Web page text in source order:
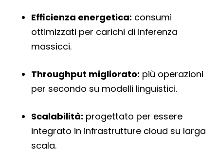
Efficienza energetica: consumi
ottimizzati per carichi di inferenza
massicci.
Throughput migliorato: più operazioni
per secondo su modelli linguistici.
Scalabilità: progettato per essere
integrato in infrastrutture cloud su larga
scala.